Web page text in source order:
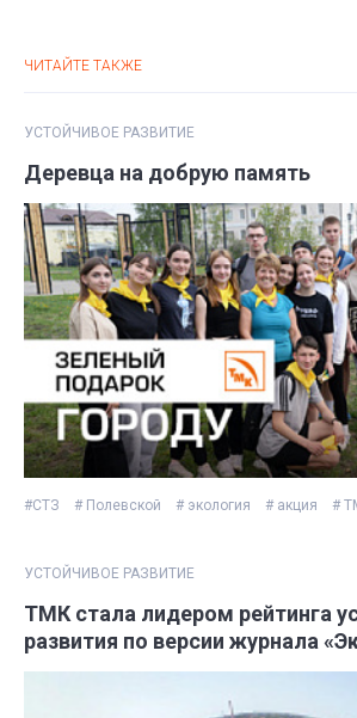
ЧИТАЙТЕ ТАКЖЕ
УСТОЙЧИВОЕ РАЗВИТИЕ
Деревца на добрую память
#СТЗ # Полевской # экология # акция #
УСТОЙЧИВОЕ РАЗВИТИЕ
ТМК стала лидером рейтинга
развития по версии журнала